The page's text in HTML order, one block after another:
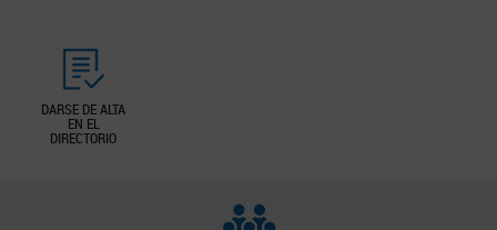
DARSE DE ALTA
EN EL
DIRECTORIO